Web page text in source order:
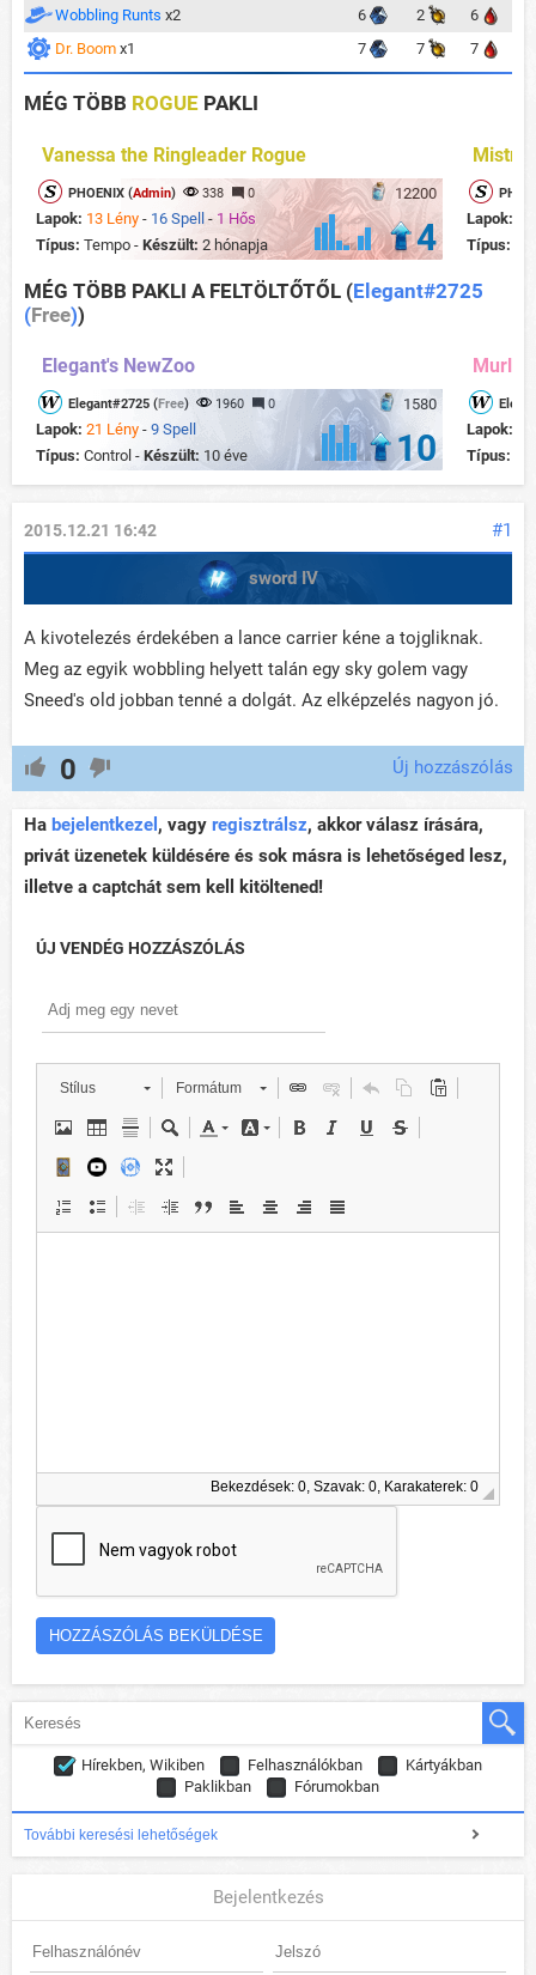
Wobbling Runts x2 6 2
6
Dr. Boom x1 7 7 7
MÉG TÖBB ROGUE PAKLI
Vanessa the Ringleader Rogue
12200
PHOENIX (Admin) 338 0
Lapok: 13 Lény - 16 Spell - 1 Hős
Típus: Tempo - Készült: 2 hónapja 4 Lapok:
Típus:
MÉG TÖBB PAKLI A FELTÖLTŐTŐL (Elegant#2725
(Free))
Elegant's NewZoo
1580
Elegant#2725 (Free) 1960 0
Lapok: 21 Lény - 9 Spell
Típus: Control - Készült: 10 éve 10 Lapok:
Típus:
#1
2015.12.21 16:42
sword IV
A kivotelezés érdekében a lance carrier kéne a tojgliknak.
Meg az egyik wobbling helyett talán egy sky golem vagy
Sneed's old jobban tenné a dolgát. Az elképzelés nagyon jó.
0 Új hozzászólás
Ha bejelentkezel , vagy regisztrálsz, akkor válasz írására,
privát üzenetek küldésére és sok másra is lehetőséged lesz,
illetve a captchát sem kell kitöltened!
ÚJ VENDÉG HOZZÁSZÓLÁS
Stílus Formátum
Bekezdések: 0, Szavak: 0, Karakaterek: 0
Hírekben, Wikiben Felhasználókban
Kártyákban
Paklikban
Fórumokban
További keresési lehetőségek
Bejelentkezés